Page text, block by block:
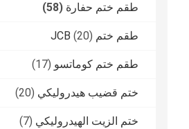
طقم ختم حفارة (58)
طقم ختم JCB (20)
طقم ختم كوماتسو (17)
ختم قضيب هيدروليكي (20)
ختم الزيت الهيدروليكي (7)